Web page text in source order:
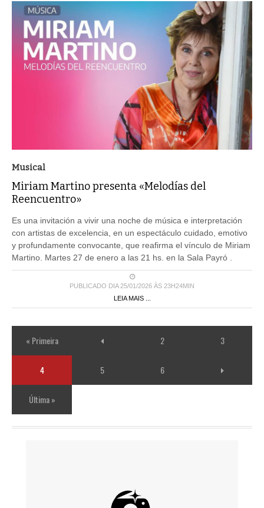
Musical
Miriam Martino presenta «Melodías del
Reencuentro»
Es una invitación a vivir una noche de música e interpretación
con artistas de excelencia, en un espectáculo cuidado, emotivo
y profundamente convocante, que reafirma el vínculo de Miriam
Martino. Martes 27 de enero a las 21 hs. en la Sala Payró .
PUBLICADO DIA 25/01/2026 ÀS 23H24MIN
LEIA MAIS ...
« Primeira 2 3
4 5 6
Última »